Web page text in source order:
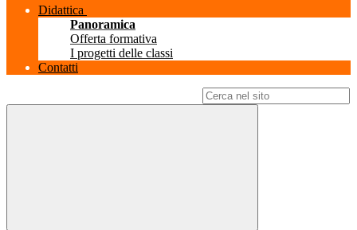
Didattica
Panoramica
Offerta formativa
I progetti delle classi
Contatti